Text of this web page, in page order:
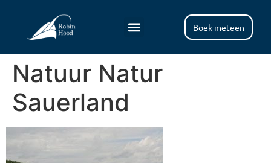
Boek meteen
Natuur Natur
Sauerland